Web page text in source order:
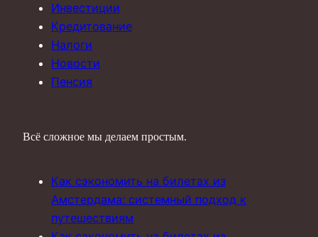
Инвестиции
Кредитование
Налоги
Новости
Пенсия
Всё сложное мы делаем простым.
Как сэкономить на билетах из
Амстердама: системный подход к
путешествиям